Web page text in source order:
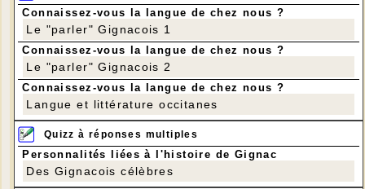
Le rendez-vous est individuel et vous venez
avec votre ordinateur portable, votre
smartphone ou votre tablette.
Si vous êtes intéressé-e-s, merci de nous
répondre en précisant l'heure qui vous
intéresse
9h30/10h30 - 10h30/11h30 - 11h30/12h30 -
14h/15h - 15h/16h - 16h/17h
Merci de préciser le thème que vous souhaitez
travailler avec Estelle Blanqui, au moment de
l'inscription, afin qu'elle puisse l'étudier en
Connaissez-vous la langue de chez nous ?
Le "parler" Gignacois 1
Connaissez-vous la langue de chez nous ?
Le "parler" Gignacois 2
Connaissez-vous la langue de chez nous ?
Langue et littérature occitanes
Quizz à réponses multiples
Personnalités liées à l'histoire de Gignac
Des Gignacois célèbres